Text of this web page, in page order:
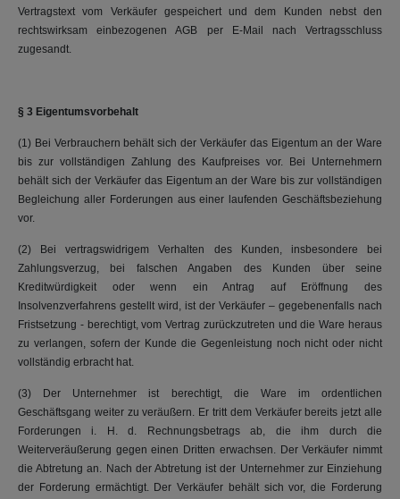
Vertragstext vom Verkäufer gespeichert und dem Kunden nebst den
rechtswirksam einbezogenen AGB per E-Mail nach Vertragsschluss
zugesandt.
§ 3 Eigentumsvorbehalt
(1) Bei Verbrauchern behält sich der Verkäufer das Eigentum an der Ware
bis zur vollständigen Zahlung des Kaufpreises vor. Bei Unternehmern
behält sich der Verkäufer das Eigentum an der Ware bis zur vollständigen
Begleichung aller Forderungen aus einer laufenden Geschäftsbeziehung
vor.
(2) Bei vertragswidrigem Verhalten des Kunden, insbesondere bei
Zahlungsverzug, bei falschen Angaben des Kunden über seine
Kreditwürdigkeit oder wenn ein Antrag auf Eröffnung des
Insolvenzverfahrens gestellt wird, ist der Verkäufer – gegebenenfalls nach
Fristsetzung - berechtigt, vom Vertrag zurückzutreten und die Ware heraus
zu verlangen, sofern der Kunde die Gegenleistung noch nicht oder nicht
vollständig erbracht hat.
(3) Der Unternehmer ist berechtigt, die Ware im ordentlichen
Geschäftsgang weiter zu veräußern. Er tritt dem Verkäufer bereits jetzt alle
Forderungen i. H. d. Rechnungsbetrags ab, die ihm durch die
Weiterveräußerung gegen einen Dritten erwachsen. Der Verkäufer nimmt
die Abtretung an. Nach der Abtretung ist der Unternehmer zur Einziehung
der Forderung ermächtigt. Der Verkäufer behält sich vor, die Forderung